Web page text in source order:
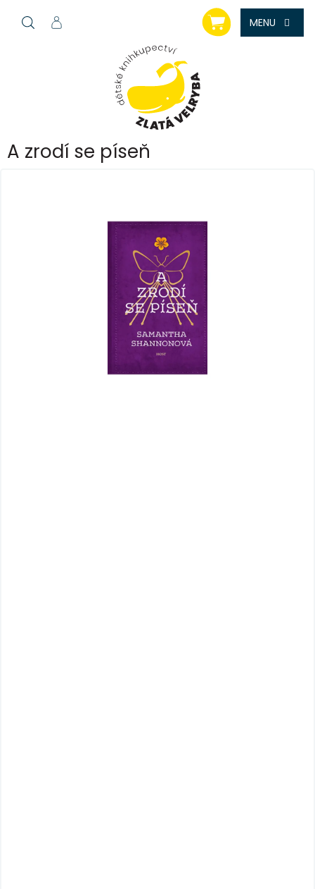
NÁKUPNÍ
KOŠÍK
A zrodí se píseň